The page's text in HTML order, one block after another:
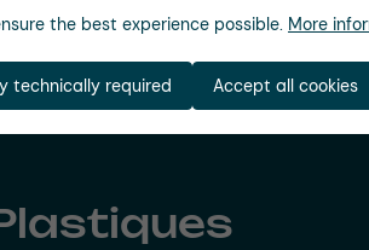
the best experience possible. More
technically required Accept all cookies